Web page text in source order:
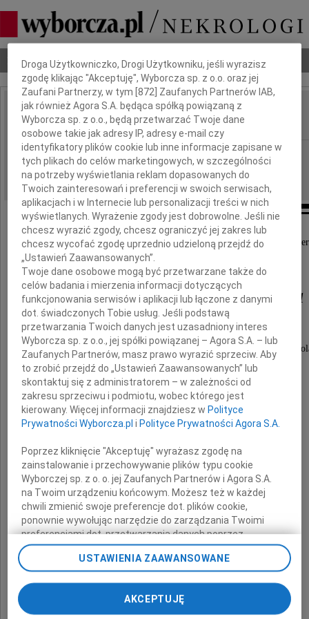
Nekrologi Odeszli Poradnik pogrzebowy
IMIĘ I NAZWISKO: Jarosław Magrian
REGION: Gdańsk
DATA EMISJI: 31.12.2010
Z głębokim żalem przyjęliśmy wiadomość o
Jarosława Magriana
naszego Kolegi i wieloletniego Pracownika Hilti
Rodzinie i Bliskim
Zarząd Hilti (Poland) Sp. z o.o.
Dbamy o Twoją prywatność
Droga Użytkowniczko, Drogi Użytkowniku, jeśli wyrazisz
zgodę klikając "Akceptuję", Wyborcza sp. z o.o. oraz jej
Zaufani Partnerzy, w tym [872] Zaufanych Partnerów IAB,
jak również Agora S.A. będąca spółką powiązaną z
Wyborcza sp. z o.o., będą przetwarzać Twoje dane
osobowe takie jak adresy IP, adresy e-mail czy
identyfikatory plików cookie lub inne informacje zapisane w
tych plikach do celów marketingowych, w szczególności
na potrzeby wyświetlania reklam dopasowanych do
Twoich zainteresowań i preferencji w swoich serwisach,
aplikacjach i w Internecie lub personalizacji treści w nich
wyświetlanych. Wyrażenie zgody jest dobrowolne. Jeśli nie
chcesz wyrazić zgody, chcesz ograniczyć jej zakres lub
chcesz wycofać zgodę uprzednio udzieloną przejdź do
„Ustawień Zaawansowanych”.
Twoje dane osobowe mogą być przetwarzane także do
celów badania i mierzenia informacji dotyczących
funkcjonowania serwisów i aplikacji lub łączone z danymi
dot. świadczonych Tobie usług. Jeśli podstawą
przetwarzania Twoich danych jest uzasadniony interes
Wyborcza sp. z o.o., jej spółki powiązanej – Agora S.A. – lub
Zaufanych Partnerów, masz prawo wyrazić sprzeciw. Aby
to zrobić przejdź do „Ustawień Zaawansowanych” lub
skontaktuj się z administratorem – w zależności od
zakresu sprzeciwu i podmiotu, wobec którego jest
kierowany. Więcej informacji znajdziesz wPolityce
Prywatności Wyborcza.pl iPolityce Prywatności Agora S.A.
Poprzez kliknięcie "Akceptuję" wyrażasz zgodę na
zainstalowanie i przechowywanie plików typu cookie
Wyborczej sp. z o. o. jej Zaufanych Partnerów i Agora S.A.
na Twoim urządzeniu końcowym. Możesz też w każdej
chwili zmienić swoje preferencje dot. plików cookie,
ponownie wywołując narzędzie do zarządzania Twoimi
preferencjami dot. przetwarzania danych poprzez
odnośnik „Ustawienia prywatności” w stopce serwisu i
przechodząc do sekcji „Ustawienia zaawansowane”.
Zmiana ustawień plików cookie możliwa jest także za
pomocą ustawień przeglądarki.
My, nasi Zaufani Partnerzy i Agora S.A. możemy
USTAWIENIA ZAAWANSOWANE
AKCEPTUJĘ